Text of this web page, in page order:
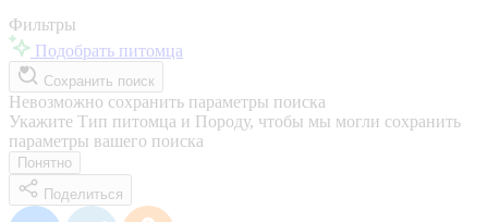
Фильтры
Подобрать питомца
Сохранить поиск
Невозможно сохранить параметры поиска
Укажите Тип питомца и Породу, чтобы мы могли сохранить
параметры вашего поиска
Понятно
Поделиться